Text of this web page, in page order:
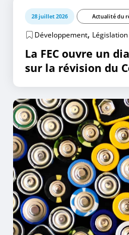
28 juillet 2026 Actualité du
Développement, Législation
La FEC ouvre un
sur la révision du